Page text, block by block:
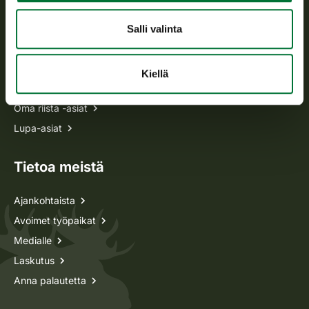
Salli valinta
Kiellä
Usein kysytyt kysymykset
Kaikki yhteystiedot
Oma riista -asiat
Lupa-asiat
Tietoa meistä
Ajankohtaista
Avoimet työpaikat
Medialle
Laskutus
Anna palautetta